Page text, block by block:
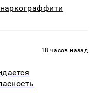
18 часов назад